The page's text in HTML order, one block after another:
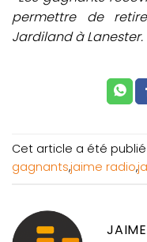
permettre de
Jardiland à Lanester.
Cet article a été
gagnants,jaime radio,